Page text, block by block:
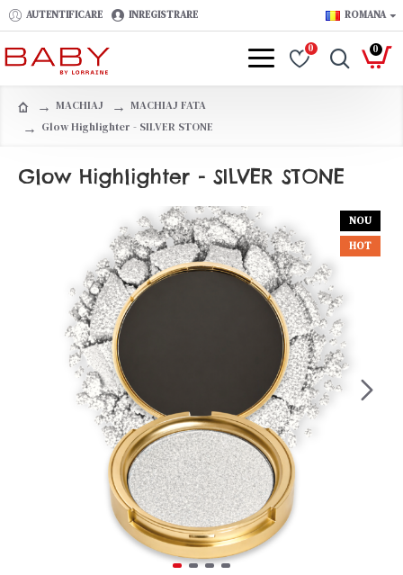
AUTENTIFICARE INREGISTRARE ROMANA
0 0
MACHIAJ
MACHIAJ FATA
Glow Highlighter - SILVER STONE
Glow Highlighter - SILVER STONE
NOU
HOT